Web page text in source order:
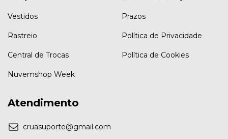
Vestidos
Rastreio
Central de Trocas
Nuvemshop Week
Prazos
Política de Privacidade
Política de Cookies
Atendimento
cruasuporte@gmail.com